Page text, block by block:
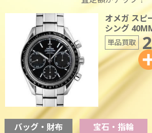
オメガ スピ
シング
単品買取
バッグ・財布 宝石・指輪